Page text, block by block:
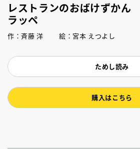
レストランのおばけず
ラッペ
作：斉藤 洋 絵：宮本 えつよし
ためし読み
購入はこちら